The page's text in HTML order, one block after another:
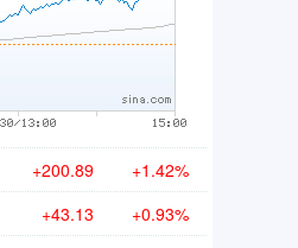
+200.89 +1.42%
+43.13 +0.93%